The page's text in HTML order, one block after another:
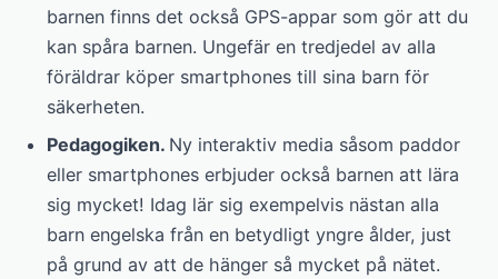
barnen finns det också GPS-appar som gör att du
kan spåra barnen. Ungefär en tredjedel av alla
föräldrar köper smartphones till sina barn för
säkerheten.
Pedagogiken. Ny interaktiv media såsom paddor
eller smartphones erbjuder också barnen att lära
sig mycket! Idag lär sig exempelvis nästan alla
barn engelska från en betydligt yngre ålder, just
på grund av att de hänger så mycket på nätet.